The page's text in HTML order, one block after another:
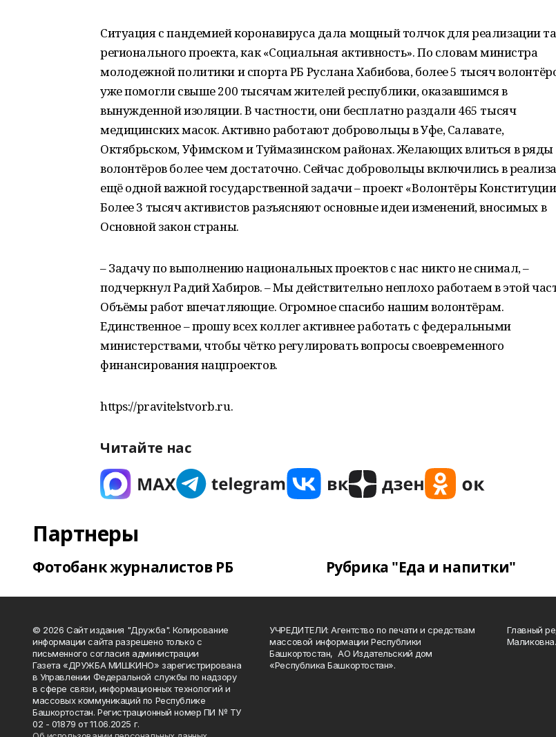
Ситуация с пандемией коронавируса дала мощный толчок для реализации
регионального проекта, как «Социальная активность». По словам министра
молодежной политики и спорта РБ Руслана Хабибова, более 5 тысяч
уже помогли свыше 200 тысячам жителей республики, оказавшимся в
вынужденной изоляции. В частности, они бесплатно раздали 465 тысяч
медицинских масок. Активно работают добровольцы в Уфе, Салавате,
Октябрьском, Уфимском и Туймазинском районах. Желающих влиться в ряды
волонтёров более чем достаточно. Сейчас добровольцы включились в
ещё одной важной государственной задачи – проект «Волонтёры
Более 3 тысяч активистов разъясняют основные идеи изменений, вносимых в
Основной закон страны.
– Задачу по выполнению национальных проектов с нас никто не снимал, –
подчеркнул Радий Хабиров. – Мы действительно неплохо работаем в этой
Объёмы работ впечатляющие. Огромное спасибо нашим волонтёрам.
Единственное – прошу всех коллег активнее работать с федеральными
министерствами, чтобы чётко регулировать вопросы своевременного
финансирования нацпроектов.
https://pravitelstvorb.ru.
Читайте нас
Партнеры
Фотобанк журналистов РБ Рубрика "Еда и напитки"
© 2026 Сайт издания "Дружба". Копирование
информации сайта разрешено только с
письменного согласия администрации
Газета «ДРУЖБА МИШКИНО» зарегистрирована
в Управлении Федеральной службы по надзору
в сфере связи, информационных технологий и
массовых коммуникаций по Республике
Башкортостан. Регистрационный номер ПИ № ТУ
02 - 01879 от 11.06.2025 г.
УЧРЕДИТЕЛИ: Агентство по печати и средствам
массовой информации Республики
Башкортостан, АО Издательский дом
«Республика Башкортостан».
Главный
Маликовна.